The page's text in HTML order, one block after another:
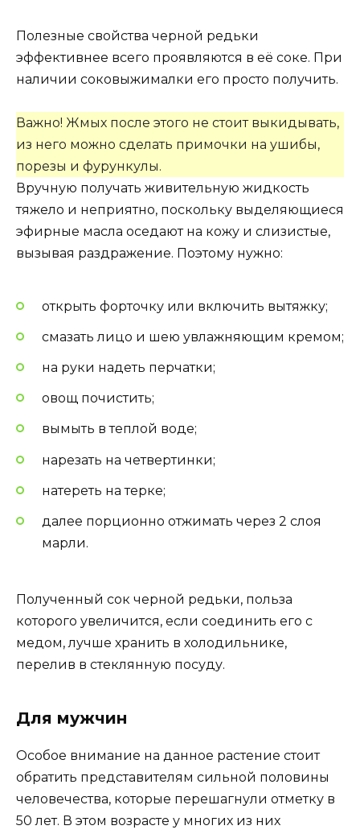
Полезные свойства черной редьки
эффективнее всего проявляются в её соке. При
наличии соковыжималки его просто получить.
Важно! Жмых после этого не стоит выкидывать,
из него можно сделать примочки на ушибы,
порезы и фурункулы.
Вручную получать живительную жидкость
тяжело и неприятно, поскольку выделяющиеся
эфирные масла оседают на кожу и слизистые,
вызывая раздражение. Поэтому нужно:
открыть форточку или включить вытяжку;
смазать лицо и шею увлажняющим кремом;
на руки надеть перчатки;
овощ почистить;
вымыть в теплой воде;
нарезать на четвертинки;
натереть на терке;
далее порционно отжимать через 2 слоя
марли.
Полученный сок черной редьки, польза
которого увеличится, если соединить его с
медом, лучше хранить в холодильнике,
перелив в стеклянную посуду.
Для мужчин
Особое внимание на данное растение стоит
обратить представителям сильной половины
человечества, которые перешагнули отметку в
50 лет. В этом возрасте у многих из них